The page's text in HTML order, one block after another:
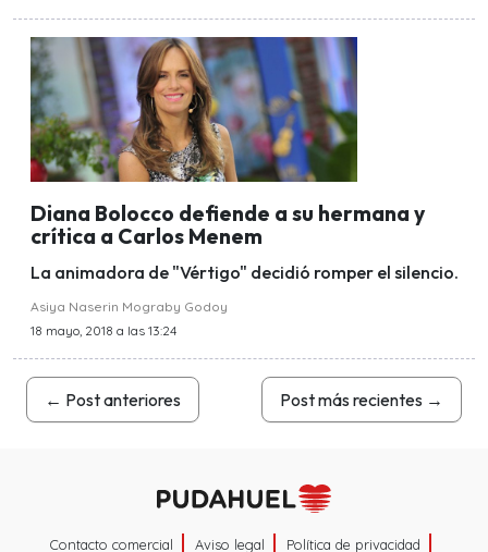
Diana Bolocco defiende a su hermana y
crítica a Carlos Menem
La animadora de "Vértigo" decidió romper el silencio.
Asiya Naserin Mograby Godoy
18 mayo, 2018 a las 13:24
← Post anteriores Post más recientes →
Contacto comercial Aviso legal Política de privacidad